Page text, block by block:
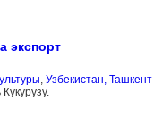
экспорт
, Узбекистан, Ташкент